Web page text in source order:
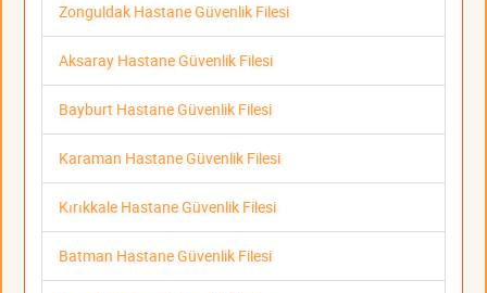
Zonguldak Hastane Güvenlik Filesi
Aksaray Hastane Güvenlik Filesi
Bayburt Hastane Güvenlik Filesi
Karaman Hastane Güvenlik Filesi
Kırıkkale Hastane Güvenlik Filesi
Batman Hastane Güvenlik Filesi